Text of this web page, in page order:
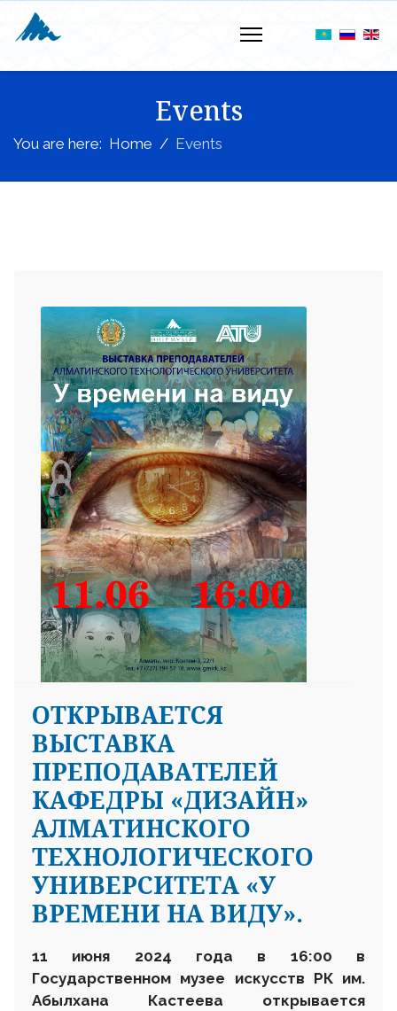
Events
You are here: Home Events
ОТКРЫВАЕТСЯ
ВЫСТАВКА
ПРЕПОДАВАТЕЛЕЙ
КАФЕДРЫ «ДИЗАЙН»
АЛМАТИНСКОГО
ТЕХНОЛОГИЧЕСКОГО
УНИВЕРСИТЕТА «У
ВРЕМЕНИ НА ВИДУ».
11 июня 2024 года в 16:00 в
Государственном музее искусств РК им.
Абылхана Кастеева открывается